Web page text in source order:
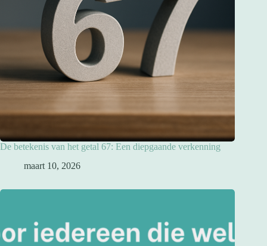
De betekenis van het getal 67: Een diepgaande verkenning
maart 10, 2026